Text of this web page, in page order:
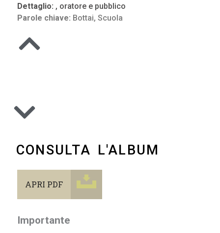
Dettaglio: , oratore e pubblico
Parole chiave: Bottai, Scuola
CONSULTA L'ALBUM
APRI PDF
Importante